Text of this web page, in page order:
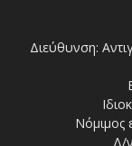
Διεύθυνση:
Νόμιμος
Δ/